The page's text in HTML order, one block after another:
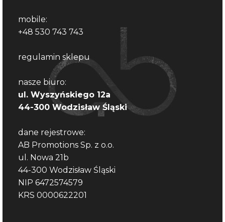
mobile:
+48 530 743 743
regulamin sklepu
nasze biuro:
ul. Wyszyńskiego 12a
44-300 Wodzisław Śląski
dane rejestrowe:
AB Promotions Sp. z o.o.
ul. Nowa 21b
44-300 Wodzisław Śląski
NIP 6472574579
KRS 0000622201